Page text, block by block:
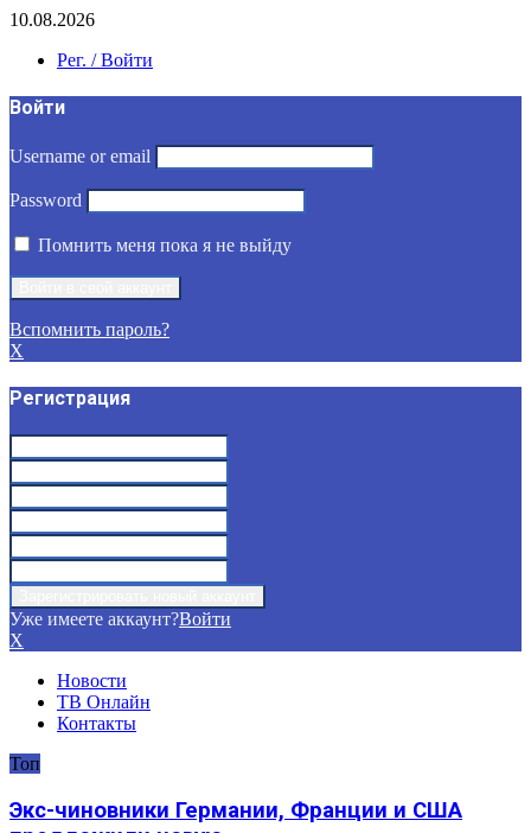
10.08.2026
Рег. / Войти
Войти
Username or email
Password
Помнить меня пока я не выйду
Вспомнить пароль?
X
Регистрация
Уже имеете аккаунт?Войти
X
Новости
ТВ Онлайн
Контакты
Топ
Экс-чиновники Германии, Франции и США